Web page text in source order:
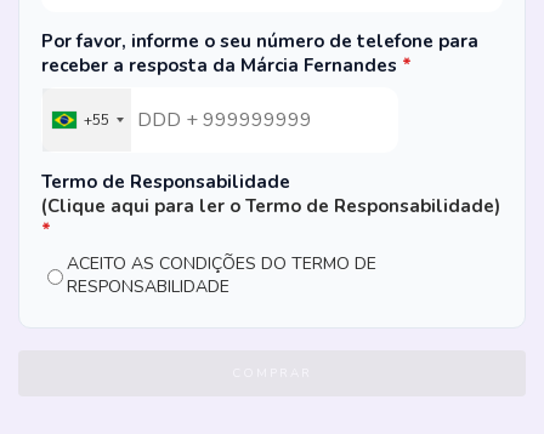
Por favor, informe o seu número de telefone para
receber a resposta da Márcia Fernandes *
+55
Termo de Responsabilidade
(Clique aqui para ler o Termo de Responsabilidade)
*
ACEITO AS CONDIÇÕES DO TERMO DE
RESPONSABILIDADE